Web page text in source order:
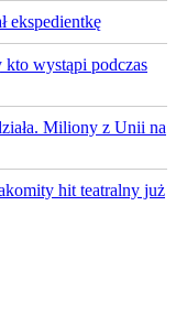
ekspedientkę
wystąpi podczas
Miliony z Unii na
hit teatralny już